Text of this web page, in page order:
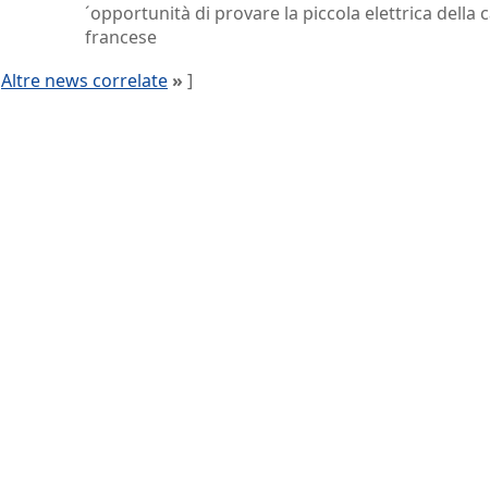
´opportunità di provare la piccola elettrica della
francese
Altre news correlate » ]